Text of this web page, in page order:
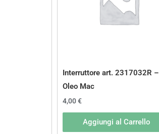
Interruttore art. 2317032R –
Oleo Mac
4,00€
Aggiungi al Carrello